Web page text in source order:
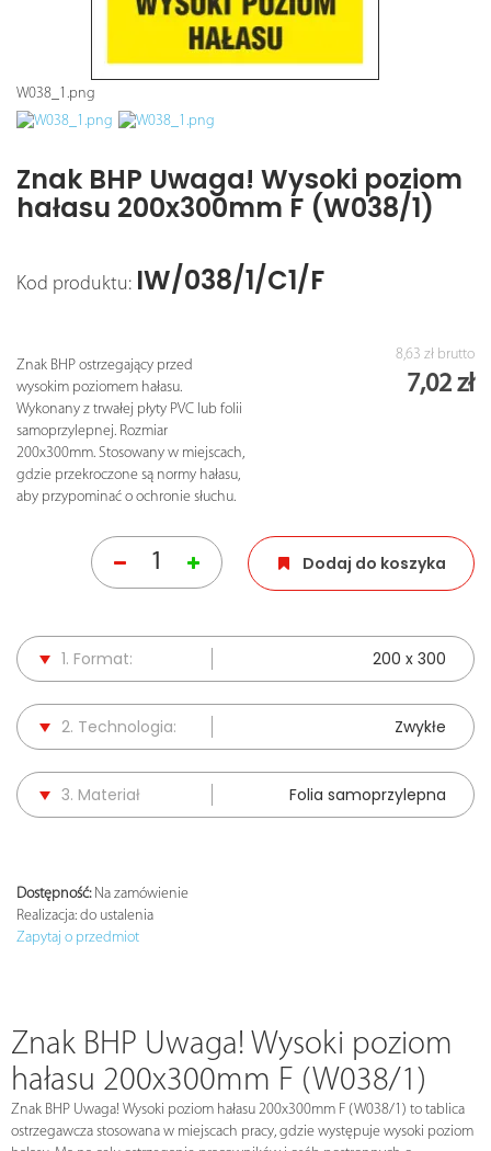
W038_1.png
Znak BHP Uwaga! Wysoki poziom
hałasu 200x300mm F (W038/1)
Kod produktu: IW/038/1/C1/F
Znak BHP ostrzegający przed
wysokim poziomem hałasu.
Wykonany z trwałej płyty PVC lub folii
samoprzylepnej. Rozmiar
200x300mm. Stosowany w miejscach,
gdzie przekroczone są normy hałasu,
aby przypominać o ochronie słuchu.
8,63 zł brutto
7,02 zł
Dodaj do koszyka
1. Format: 200 x 300
2. Technologia: Zwykłe
3. Materiał Folia samoprzylepna
Dostępność:Na zamówienie
Realizacja: do ustalenia
Zapytaj o przedmiot
Znak BHP Uwaga! Wysoki poziom
hałasu 200x300mm F (W038/1)
Znak BHP Uwaga! Wysoki poziom hałasu 200x300mm F (W038/1) to tablica
ostrzegawcza stosowana w miejscach pracy, gdzie występuje wysoki poziom